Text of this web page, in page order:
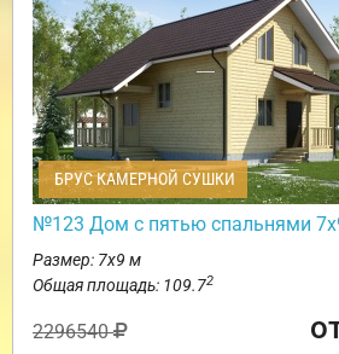
БРУС КАМЕРНОЙ СУШКИ
№123 Дом с пятью спальнями
Размер: 7х9 м
Общая площадь: 109.72
2296540